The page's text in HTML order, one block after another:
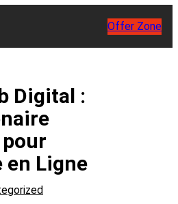
Offer Zone
Digital :
en Ligne